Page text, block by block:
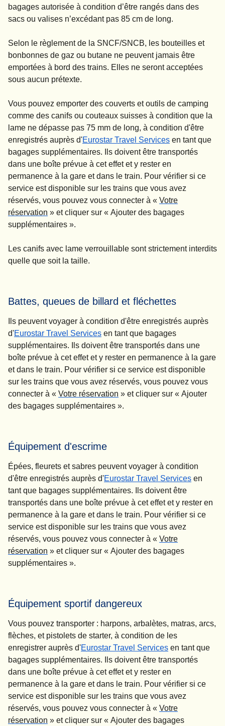
bagages autorisée à condition d’être rangés dans des
sacs ou valises n’excédant pas 85 cm de long.
Selon le règlement de la SNCF/SNCB, les bouteilles et
bonbonnes de gaz ou butane ne peuvent jamais être
emportées à bord des trains. Elles ne seront acceptées
sous aucun prétexte.
Vous pouvez emporter des couverts et outils de camping
comme des canifs ou couteaux suisses à condition que la
lame ne dépasse pas 75 mm de long, à condition d'être
enregistrés auprès d'Eurostar Travel Services en tant que
bagages supplémentaires. Ils doivent être transportés
dans une boîte prévue à cet effet et y rester en
permanence à la gare et dans le train. Pour vérifier si ce
service est disponible sur les trains que vous avez
réservés, vous pouvez vous connecter à « Votre
réservation » et cliquer sur « Ajouter des bagages
supplémentaires ».
Les canifs avec lame verrouillable sont strictement interdits
quelle que soit la taille.
Battes, queues de billard et fléchettes
Ils peuvent voyager à condition d'être enregistrés auprès
d'Eurostar Travel Services en tant que bagages
supplémentaires. Ils doivent être transportés dans une
boîte prévue à cet effet et y rester en permanence à la gare
et dans le train. Pour vérifier si ce service est disponible
sur les trains que vous avez réservés, vous pouvez vous
connecter à « Votre réservation » et cliquer sur « Ajouter
des bagages supplémentaires ».
Équipement d'escrime
Épées, fleurets et sabres peuvent voyager à condition
d'être enregistrés auprès d'Eurostar Travel Services en
tant que bagages supplémentaires. Ils doivent être
transportés dans une boîte prévue à cet effet et y rester en
permanence à la gare et dans le train. Pour vérifier si ce
service est disponible sur les trains que vous avez
réservés, vous pouvez vous connecter à « Votre
réservation » et cliquer sur « Ajouter des bagages
supplémentaires ».
Équipement sportif dangereux
Vous pouvez transporter : harpons, arbalètes, matras, arcs,
flèches, et pistolets de starter, à condition de les
enregistrer auprès d'Eurostar Travel Services en tant que
bagages supplémentaires. Ils doivent être transportés
dans une boîte prévue à cet effet et y rester en
permanence à la gare et dans le train. Pour vérifier si ce
service est disponible sur les trains que vous avez
réservés, vous pouvez vous connecter à « Votre
réservation » et cliquer sur « Ajouter des bagages